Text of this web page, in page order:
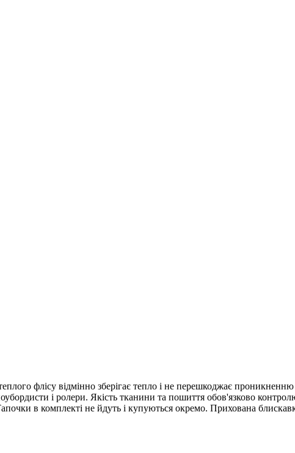
флісу відмінно зберігає тепло і не перешкоджає
і ролери. Якість тканини та пошиття обов'язково
в комплекті не йдуть і купуються окремо. Прихована